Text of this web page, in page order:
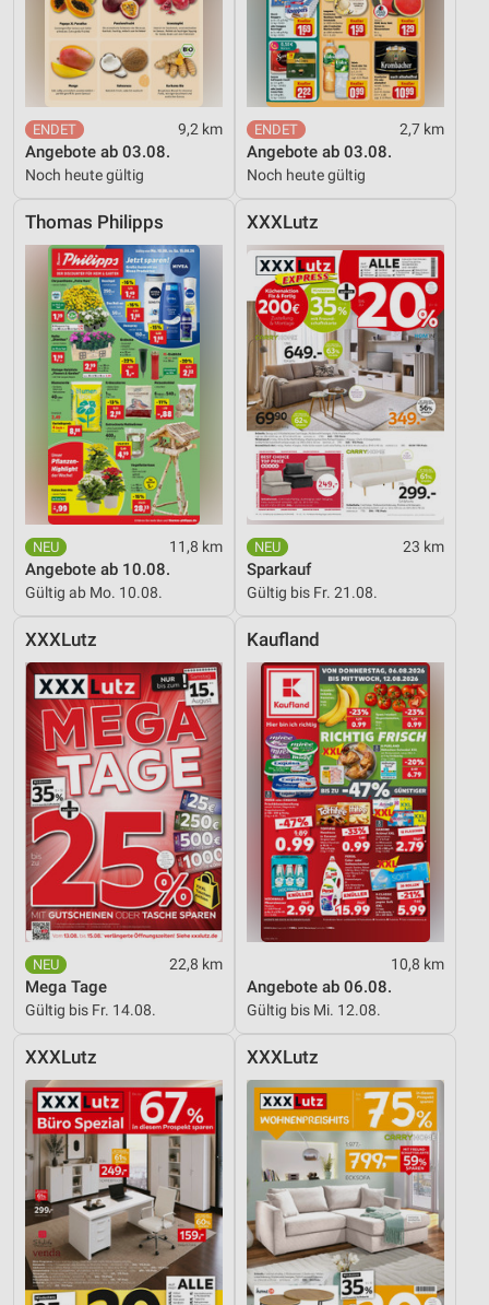
9,2 km
Angebote ab 03.08.
Noch heute gültig
2,7 km
Angebote ab 03.08.
Noch heute gültig
Thomas Philipps
11,8 km
Angebote ab 10.08.
Gültig ab Mo. 10.08.
XXXLutz
23 km
Sparkauf
Gültig bis Fr. 21.08.
XXXLutz
22,8 km
Mega Tage
Gültig bis Fr. 14.08.
Kaufland
10,8 km
Angebote ab 06.08.
Gültig bis Mi. 12.08.
XXXLutz XXXLutz